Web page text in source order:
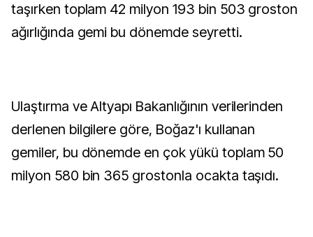
taşırken toplam 42 milyon 193 bin 503 groston
ağırlığında gemi bu dönemde seyretti.
Ulaştırma ve Altyapı Bakanlığının verilerinden
derlenen bilgilere göre, Boğaz'ı kullanan
gemiler, bu dönemde en çok yükü toplam 50
milyon 580 bin 365 grostonla ocakta taşıdı.